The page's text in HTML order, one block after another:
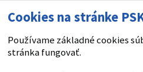
Cookies na stránke
Používame základné cookies
stránka fungovať.